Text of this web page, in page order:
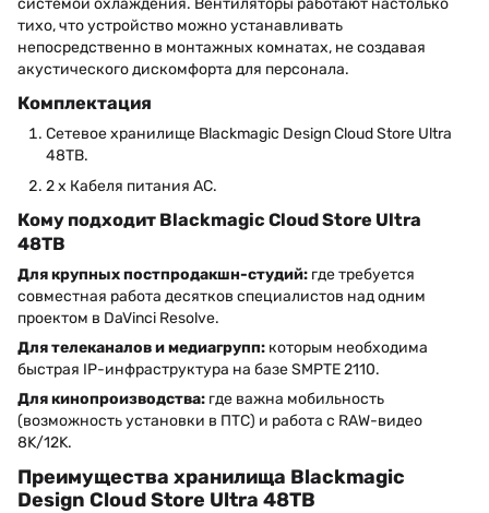
тихо, что устройство можно устанавливать
непосредственно в монтажных комнатах, не создавая
акустического дискомфорта для персонала.
Комплектация
Сетевое хранилище Blackmagic Design Cloud Store Ultra
48TB.
2 x Кабеля питания AC.
Кому подходит Blackmagic Cloud Store Ultra
48TB
Для крупных постпродакшн-студий: где требуется
совместная работа десятков специалистов над одним
проектом в DaVinci Resolve.
Для телеканалов и медиагрупп: которым необходима
быстрая IP-инфраструктура на базе SMPTE 2110.
Для кинопроизводства: где важна мобильность
(возможность установки в ПТС) и работа с RAW-видео
8K/12K.
Преимущества хранилища Blackmagic
Design Cloud Store Ultra 48TB